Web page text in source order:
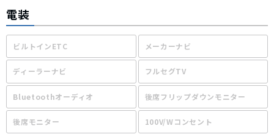
電装
ビルトインETC メーカーナビ
ディーラーナビ フルセグTV
Bluetoothオーディオ 後席フリップダウンモニター
後席モニター 100V/Wコンセント